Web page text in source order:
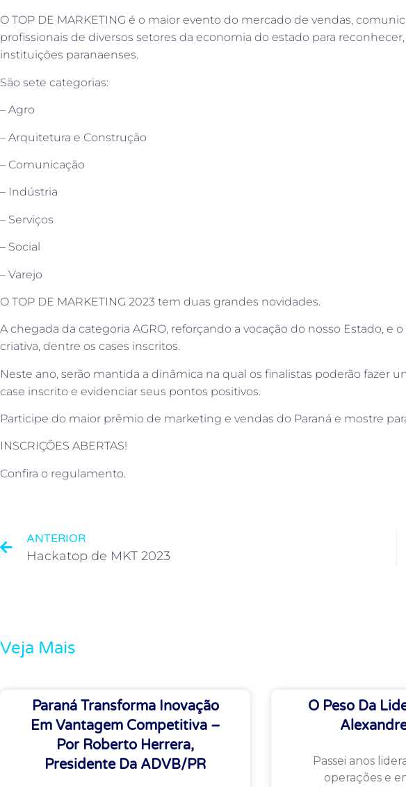
O TOP DE MARKETING é o maior evento do mercado de vendas,
profissionais de diversos setores da economia do estado para
instituições paranaenses.
São sete categorias:
– Agro
– Arquitetura e Construção
– Comunicação
– Indústria
– Serviços
– Social
– Varejo
O TOP DE MARKETING 2023 tem duas grandes novidades.
A chegada da categoria AGRO, reforçando a vocação do nosso Estado, e
criativa, dentre os cases inscritos.
Neste ano, serão mantida a dinâmica na qual os finalistas poderão fazer
case inscrito e evidenciar seus pontos positivos.
Participe do maior prêmio de marketing e vendas do Paraná e mostre
INSCRIÇÕES ABERTAS!
Confira o regulamento.
ANTERIOR
Hackatop de MKT 2023
Veja Mais
Paraná Transforma Inovação
Em Vantagem Competitiva –
Por Roberto Herrera,
Presidente Da ADVB/PR
O Peso Da
Passei anos
operações e